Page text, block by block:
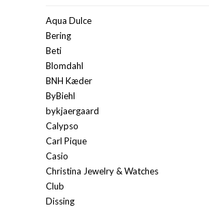
Aqua Dulce
Bering
Beti
Blomdahl
BNH Kæder
ByBiehl
bykjaergaard
Calypso
Carl Pique
Casio
Christina Jewelry & Watches
Club
Dissing